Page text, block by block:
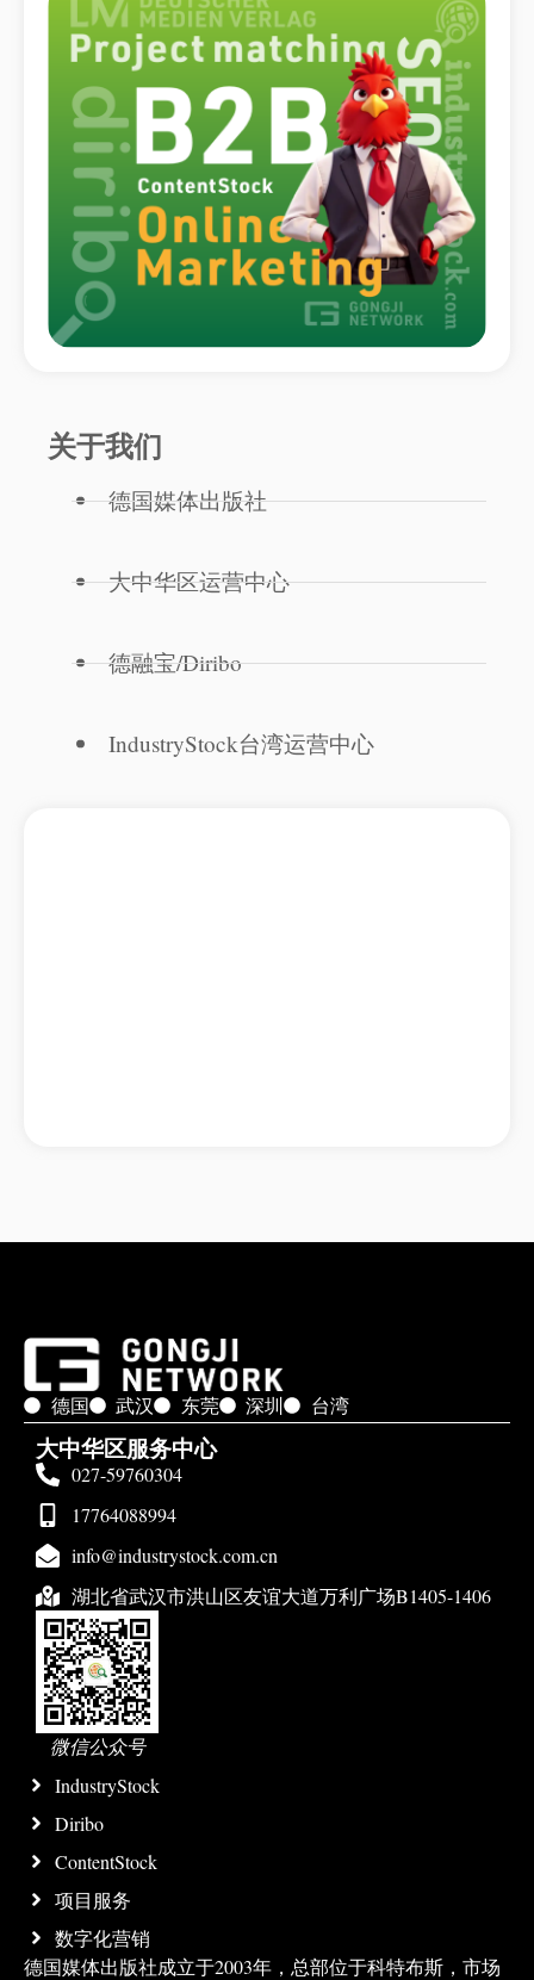
关于我们
德国媒体出版社
大中华区运营中心
德融宝/Diribo
IndustryStock台湾运营中心
德国 武汉 东莞 深圳 台湾
大中华区服务中心
027-59760304
17764088994
info@industrystock.com.cn
湖北省武汉市洪山区友谊大道万利广场B1405-1406
微信公众号
IndustryStock
Diribo
ContentStock
项目服务
数字化营销
德国媒体出版社成立于2003年，总部位于科特布斯，市场